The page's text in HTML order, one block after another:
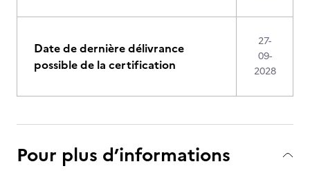
Date de dernière délivrance
possible de la certification
27-
09-
2028
Pour plus d’informations